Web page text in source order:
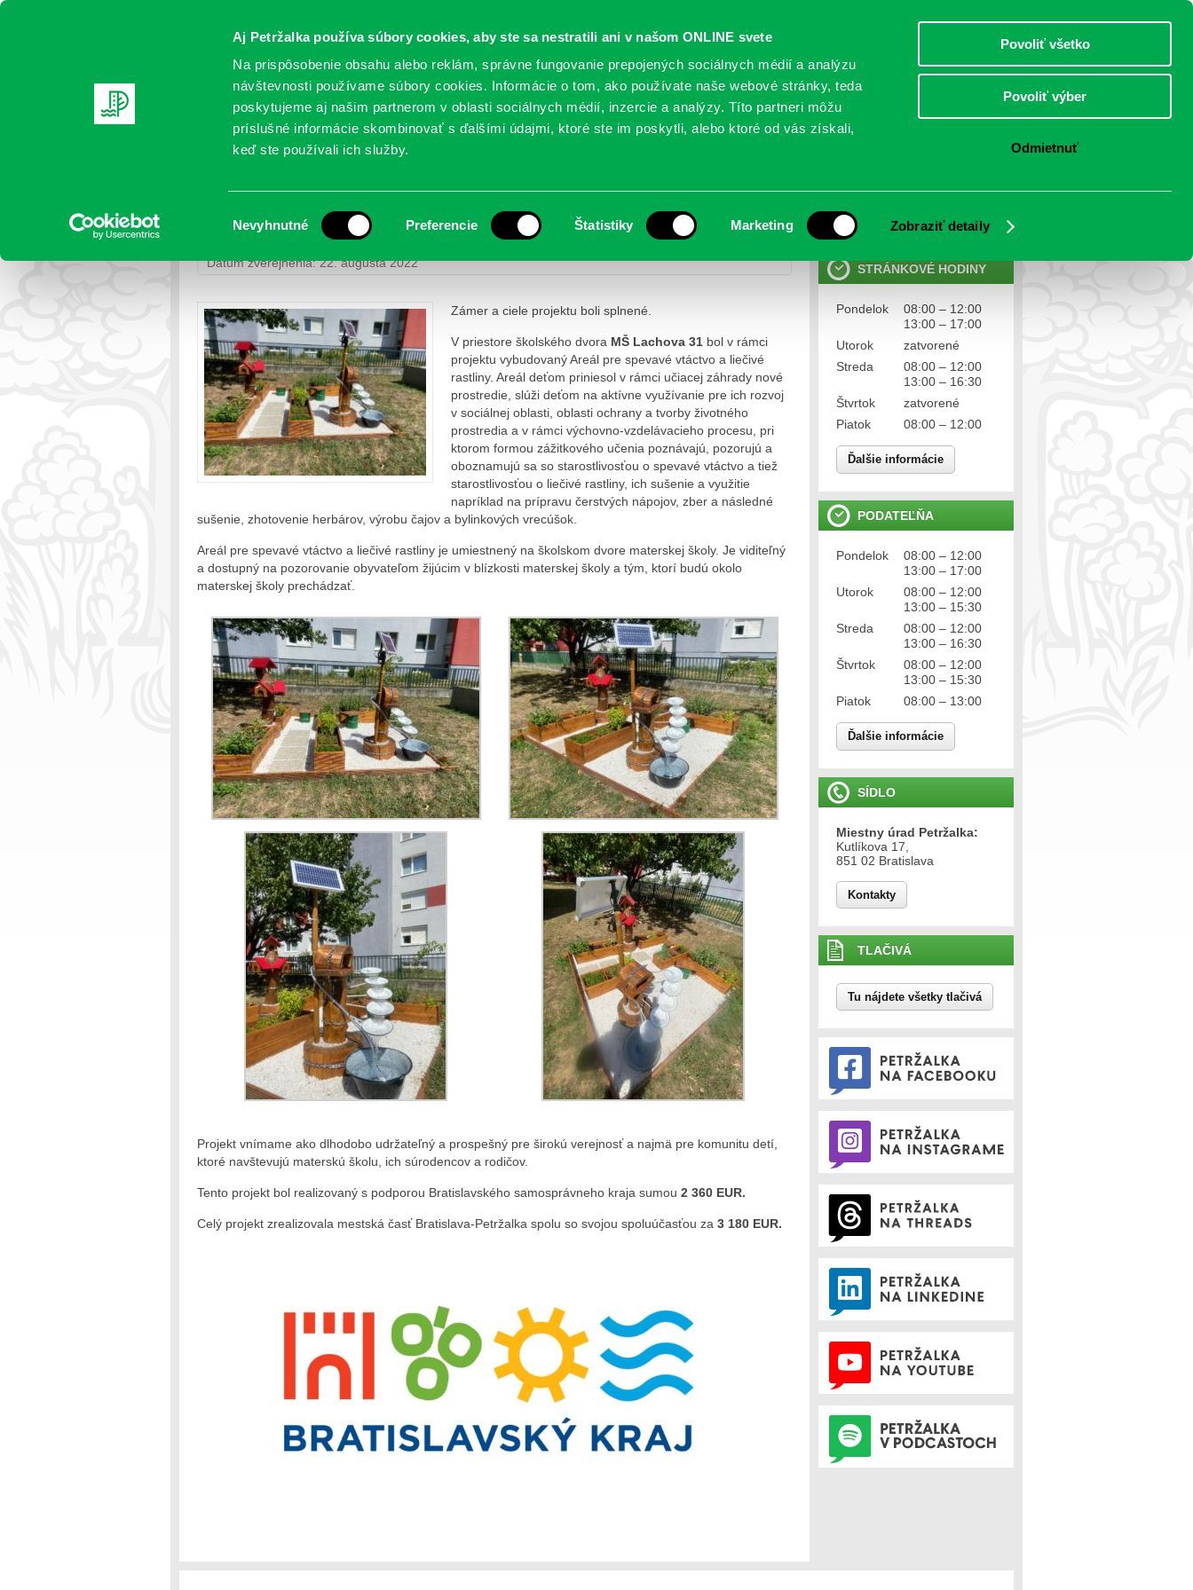
Aj Petržalka používa súbory cookies, aby ste sa nestratili ani v našom ONLINE svete
Na prispôsobenie obsahu alebo reklám, správne fungovanie prepojených sociálnych médií a analýzu
návštevnosti používame súbory cookies. Informácie o tom, ako používate naše webové stránky, teda
poskytujeme aj našim partnerom v oblasti sociálnych médií, inzercie a analýzy. Títo partneri môžu
príslušné informácie skombinovať s ďalšími údajmi, ktoré ste im poskytli, alebo ktoré od vás získali,
keď ste používali ich služby.
súhlasu
Nevyhnutné Preferencie Štatistiky Marketing Zobraziť detaily
Povoliť všetko
Povoliť výber
Odmietnuť
Oficiálne stránky
PETRŽALSKÉ KONTO
AKTUALITY SAMOSPRÁVA ORGANIZÁCIE OBLASTI NOVINY MAPY TLAČIVÁ KONTAKTY
Ochrana osobných údajov
STRÁNKOVÉ HODINY
Pondelok
08:00 – 12:00
13:00 – 17:00
Utorok
zatvorené
Streda
08:00 – 12:00
13:00 – 16:30
Štvrtok
zatvorené
Piatok
08:00 – 12:00
Ďalšie informácie
PODATEĽŇA
Pondelok
08:00 – 12:00
13:00 – 17:00
Utorok
08:00 – 12:00
13:00 – 15:30
Streda
08:00 – 12:00
13:00 – 16:30
Štvrtok
08:00 – 12:00
13:00 – 15:30
Piatok
08:00 – 13:00
Ďalšie informácie
SÍDLO
Miestny úrad Petržalka:
Kutlíkova 17,
851 02 Bratislava
Kontakty
TLAČIVÁ
Tu nájdete všetky tlačivá
MŠ Lachova zrealizovala Projekt „Kto to spieva, čo to vonia?“
Petržalka>Projektové riadenie
> MŠ Lachova zrealizovala Projekt „Kto to spieva, čo to vonia?“
Dátum zverejnenia: 22. augusta 2022
Zámer a ciele projektu boli splnené.
V priestore školského dvora MŠ Lachova 31 bol v rámci
projektu vybudovaný Areál pre spevavé vtáctvo a liečivé
rastliny. Areál deťom priniesol v rámci učiacej záhrady nové
prostredie, slúži deťom na aktívne využívanie pre ich rozvoj
v sociálnej oblasti, oblasti ochrany a tvorby životného
prostredia a v rámci výchovno-vzdelávacieho procesu, pri
ktorom formou zážitkového učenia poznávajú, pozorujú a
oboznamujú sa so starostlivosťou o spevavé vtáctvo a tiež
starostlivosťou o liečivé rastliny, ich sušenie a využitie
napríklad na prípravu čerstvých nápojov, zber a následné
sušenie, zhotovenie herbárov, výrobu čajov a bylinkových vrecúšok.
Areál pre spevavé vtáctvo a liečivé rastliny je umiestnený na školskom dvore materskej školy. Je viditeľný
a dostupný na pozorovanie obyvateľom žijúcim v blízkosti materskej školy a tým, ktorí budú okolo
materskej školy prechádzať.
Projekt vnímame ako dlhodobo udržateľný a prospešný pre širokú verejnosť a najmä pre komunitu detí,
ktoré navštevujú materskú školu, ich súrodencov a rodičov.
Tento projekt bol realizovaný s podporou Bratislavského samosprávneho kraja sumou 2 360 EUR.
Celý projekt zrealizovala mestská časť Bratislava-Petržalka spolu so svojou spoluúčasťou za 3 180 EUR.